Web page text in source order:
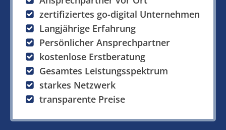
zertifiziertes go-digital Unternehmen
Langjährige Erfahrung
Persönlicher Ansprechpartner
kostenlose Erstberatung
Gesamtes Leistungsspektrum
starkes Netzwerk
transparente Preise